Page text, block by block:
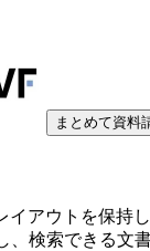
まとめて資料
アウトを保持
検索できる文書